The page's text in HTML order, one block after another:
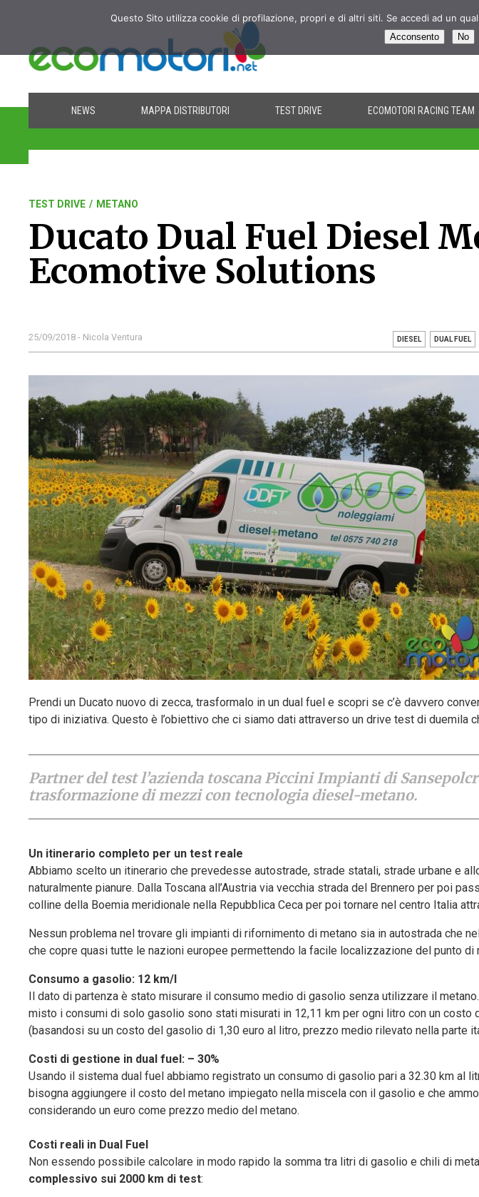
NEWS MAPPA DISTRIBUTORI TEST DRIVE ECOMOTORI RACING TEAM
TEST DRIVE / METANO
Ducato Dual Fuel Diesel
Ecomotive Solutions
25/09/2018 - Nicola Ventura DIESEL DUAL FUEL
Prendi un Ducato nuovo di zecca, trasformalo in un dual fuel e scopri se c’è davvero
tipo di iniziativa. Questo è l’obiettivo che ci siamo dati attraverso un drive test di duemila
Partner del test l’azienda toscana Piccini Impianti di
trasformazione di mezzi con tecnologia diesel-metano.
Un itinerario completo per un test reale
Abbiamo scelto un itinerario che prevedesse autostrade, strade statali, strade urbane e
naturalmente pianure. Dalla Toscana all’Austria via vecchia strada del Brennero per poi
colline della Boemia meridionale nella Repubblica Ceca per poi tornare nel centro Italia
Nessun problema nel trovare gli impianti di rifornimento di metano sia in autostrada che
che copre quasi tutte le nazioni europee permettendo la facile localizzazione del punto di
Consumo a gasolio: 12 km/l
Il dato di partenza è stato misurare il consumo medio di gasolio senza utilizzare il
misto i consumi di solo gasolio sono stati misurati in 12,11 km per ogni litro con un costo
(basandosi su un costo del gasolio di 1,30 euro al litro, prezzo medio rilevato nella parte
Costi di gestione in dual fuel: – 30%
Usando il sistema dual fuel abbiamo registrato un consumo di gasolio pari a 32.30 km al
bisogna aggiungere il costo del metano impiegato nella miscela con il gasolio e che
considerando un euro come prezzo medio del metano.
Costi reali in Dual Fuel
Non essendo possibile calcolare in modo rapido la somma tra litri di gasolio e chili di
complessivo sui 2000 km di test:
Questo Sito utilizza cookie di profilazione, propri e di altri siti. Se accedi ad un
Acconsento No